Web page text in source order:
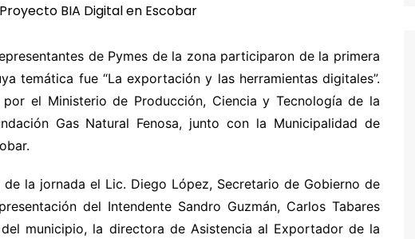
de Pymes de la zona participaron de la primera
temática fue “La exportación y las herramientas digitales”.
el Ministerio de Producción, Ciencia y Tecnología de la
Gas Natural Fenosa, junto con la Municipalidad de
la jornada el Lic. Diego López, Secretario de Gobierno de
del Intendente Sandro Guzmán, Carlos Tabares
municipio, la directora de Asistencia al Exportador de la